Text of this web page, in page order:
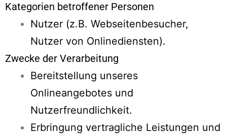
Kategorien betroffener Personen
Nutzer (z.B. Webseitenbesucher,
Nutzer von Onlinediensten).
Zwecke der Verarbeitung
Bereitstellung unseres
Onlineangebotes und
Nutzerfreundlichkeit.
Erbringung vertragliche Leistungen und